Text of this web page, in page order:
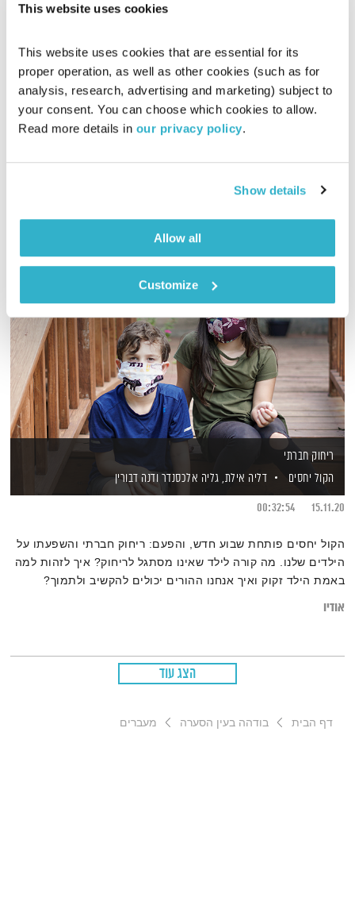
This website uses cookies
This website uses cookies that are essential for its
proper operation, as well as other cookies (such as for
analysis, research, advertising and marketing) subject to
your consent. You can choose which cookies to allow.
Read more details in our privacy policy.
Show details
Allow all
Customize
הדיבור של אליוט
אליוט
27.07.21
01:57:45
אליוט עורכת ומגישה שעתיים עם מיטב המוזיקה המקומית הטרייה
ריחוק חברתי
הקול יחסים
דליה אילת, גליה אלכסנדר ודנה דבורין
15.11.20
00:32:54
הקול יחסים פותחת שבוע חדש, והפעם: ריחוק חברתי והשפעתו על
הילדים שלנו. מה קורה לילד שאינו מסתגל לריחוק? איך לזהות למה
באמת הילד זקוק ואיך אנחנו ההורים יכולים להקשיב ולתמוך?
אודיו
הצג עוד
דף הבית בודהה בעין הסערה מעברים